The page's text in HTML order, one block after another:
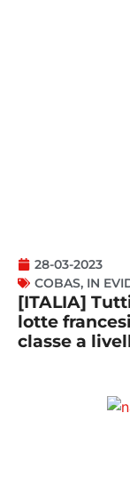
28-03-2023
COBAS, IN
[ITALIA]
lotte
classe a